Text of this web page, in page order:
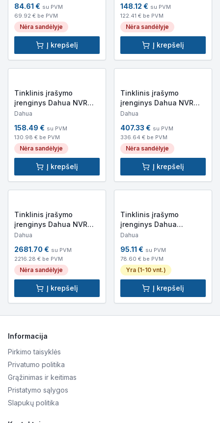
84.61 € su PVM
69.92 € be PVM
Nėra sandėlyje
Į krepšelį
148.12 € su PVM
122.41 € be PVM
Nėra sandėlyje
Į krepšelį
Tinklinis įrašymo
įrenginys Dahua NVR
NVR4108HS-8P-EI
Dahua
158.49 € su PVM
130.98 € be PVM
Nėra sandėlyje
Į krepšelį
Tinklinis įrašymo
įrenginys Dahua NVR
NVR5232-EI
Dahua
407.33 € su PVM
336.64 € be PVM
Nėra sandėlyje
Į krepšelį
Tinklinis įrašymo
įrenginys Dahua NVR
NVR608RH-64-XI
Dahua
2681.70 € su PVM
2216.28 € be PVM
Nėra sandėlyje
Į krepšelį
Tinklinis įrašymo
įrenginys Dahua
NVR4108HS-EI (8
Dahua
95.11 € su PVM
78.60 € be PVM
Yra (1-10 vnt.)
Į krepšelį
Informacija
Pirkimo taisyklės
Privatumo politika
Grąžinimas ir keitimas
Pristatymo sąlygos
Slapukų politika